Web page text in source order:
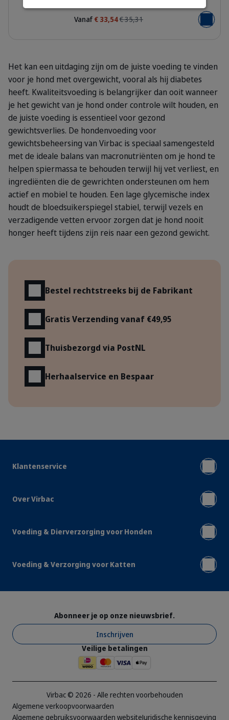
Vanaf € 33,54€ 35,31 Voeg
Het kan een uitdaging zijn om de juiste voeding te vinden
voor je hond met overgewicht, vooral als hij diabetes
heeft. Kwaliteitsvoeding is belangrijker dan ooit wanneer
je het gewicht van je hond onder controle wilt houden, en
de juiste voeding is essentieel voor gezond
gewichtsverlies. De hondenvoeding voor
gewichtsbeheersing van Virbac is speciaal samengesteld
met de ideale balans van macronutriënten om je hond te
helpen spiermassa te behouden terwijl hij vet verliest, en
ingrediënten die de gewrichten ondersteunen om hem
actief en mobiel te houden. Een lage glycemische index
houdt de bloedsuikerspiegel stabiel, terwijl vezels en
verzadigende vetten ervoor zorgen dat je hond nooit
honger heeft tijdens zijn reis naar een gezond gewicht.
Bestel rechtstreeks bij de Fabrikant
Gratis Verzending vanaf €49,95
Thuisbezorgd via PostNL
Herhaalservice en Bespaar
Klantenservice
Over Virbac
Voeding & Dierverzorging voor Honden
Voeding & Verzorging voor Katten
Virbac © 2026 - Alle rechten voorbehouden
Algemene verkoopvoorwaarden
Algemene gebruiksvoorwaarden websiteJuridische kennisgeving
Abonneer je op onze nieuwsbrief.
Inschrijven
Veilige betalingen